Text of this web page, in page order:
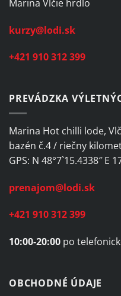
Marina Vlčie hrdlo
kurzy@lodi.sk
+421 910 312 399
PREVÁDZKA
Marina Hot chilli lode,
bazén č.4 / riečny
GPS: N 48°7`15.4338″ E
prenajom@lodi.sk
+421 910 312 399
10:00-20:00 po
OBCHODNÉ ÚDAJE